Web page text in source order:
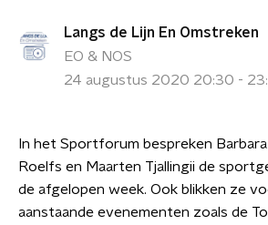
Langs de Lijn En Omstreken
EO & NOS
24 augustus 2020 20:30 -
In het Sportforum bespreken
Roelfs en Maarten Tjallingii de
de afgelopen week. Ook blikken ze
aanstaande evenementen zoals de